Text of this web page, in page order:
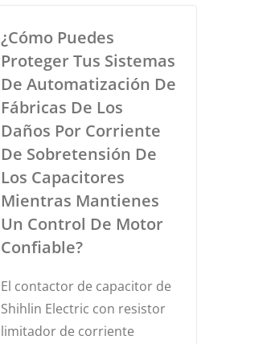
¿Cómo Puedes
Proteger Tus Sistemas
De Automatización De
Fábricas De Los
Daños Por Corriente
De Sobretensión De
Los Capacitores
Mientras Mantienes
Un Control De Motor
Confiable?
El contactor de capacitor de
Shihlin Electric con resistor
limitador de corriente